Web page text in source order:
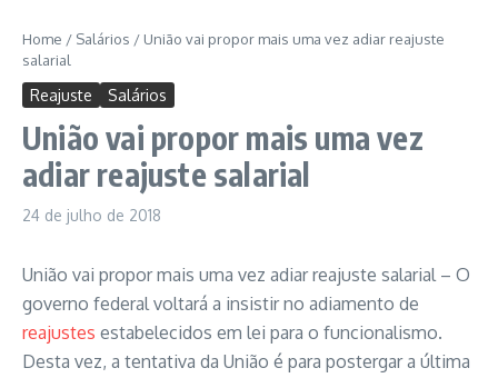
Home / Salários / União vai propor mais uma vez adiar reajuste
salarial
Reajuste Salários
União vai propor mais uma vez
adiar reajuste salarial
24 de julho de 2018
União vai propor mais uma vez adiar reajuste salarial – O
governo federal voltará a insistir no adiamento de
reajustes estabelecidos em lei para o funcionalismo.
Desta vez, a tentativa da União é para postergar a última